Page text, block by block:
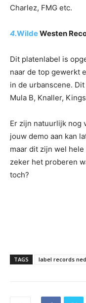
Charlez, FMG etc.
4.WildeWesten
Dit platenlabel is
naar de top gewerkt
in de urbanscene.
Mula B, Knaller,
Er zijn natuurlijk nog
jouw demo aan kan
maar dit zijn wel
zeker het proberen
toch?
TAGS label records